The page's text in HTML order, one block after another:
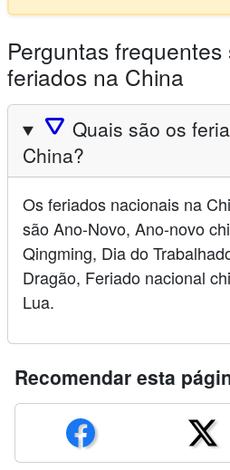
Perguntas
feriados na China
🛆 Quais são os
China?
Os feriados nacionais na
são Ano-Novo, Ano-novo
Qingming, Dia do
Dragão, Feriado nacional
Lua.
Recomendar esta